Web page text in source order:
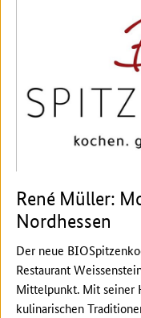
René Müller:
Nordhessen
Der neue
Restaurant
Mittelpunkt. Mit seiner
kulinarischen